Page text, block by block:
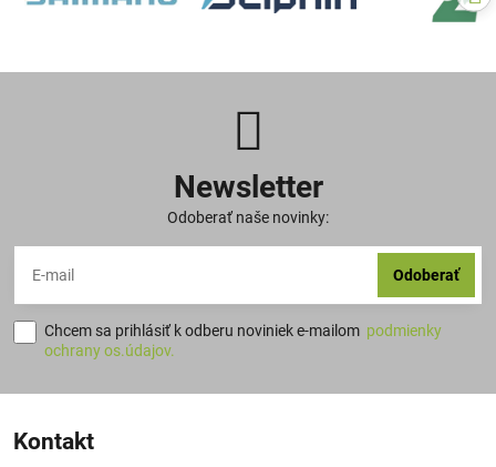
Newsletter
Odoberať naše novinky:
Odoberať
Chcem sa prihlásiť k odberu noviniek e-mailom podmienky
ochrany os.údajov.
Kontakt